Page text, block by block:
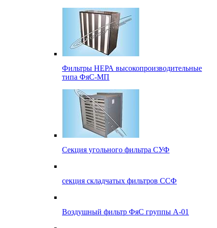
Фильтры НЕРА высокопроизводительные
типа ФяС-МП
Секция угольного фильтра СУФ
секция складчатых фильтров ССФ
Воздушный фильтр ФяС группы А-01